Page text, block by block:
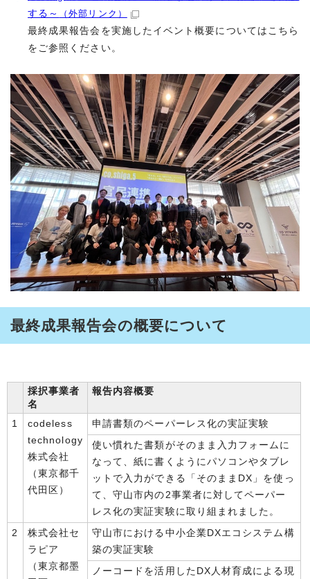
する～
（外部リンク）
最終成果報告会を実施したイベント概要についてはこちら
をご参照ください。
最終成果報告会の概要について
採択事業者
名
報告内容概要
1
codeless
technology
株式会社
（東京都千
代田区）
申請書類のペーパーレス化の実証実験
使い慣れた書類がそのまま入力フォームに
なって、紙に書くようにパソコンやタブレ
ットで入力ができる「そのままDX」を使っ
て、守山市内の2事業者に対してペーパー
レス化の実証実験に取り組まれました。
2
株式会社セ
ラピア
（東京都墨
守山市における中小企業DXエコシステム構
築の実証実験
ノーコードを活用したDX人材育成による現